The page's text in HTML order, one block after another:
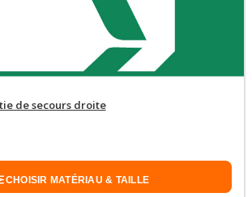
de secours droite
CHOISIR MATÉRIAU & TAILLE